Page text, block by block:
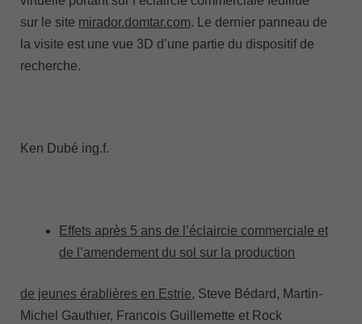
sur le site mirador.domtar.com. Le dernier panneau de
la visite est une vue 3D d’une partie du dispositif de
recherche.
Ken Dubé ing.f.
Effets après 5 ans de l’éclaircie commerciale et
de l’amendement du sol sur la production
de jeunes érablières en Estrie, Steve Bédard, Martin-
Michel Gauthier, Francois Guillemette et Rock